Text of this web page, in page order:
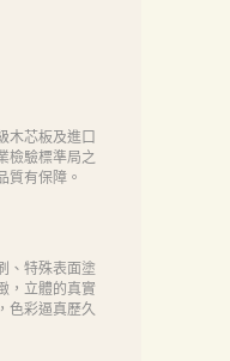
木芯板及進口
檢驗標準局之
質有保障。
、特殊表面塗
，立體的真實
色彩逼真歷久